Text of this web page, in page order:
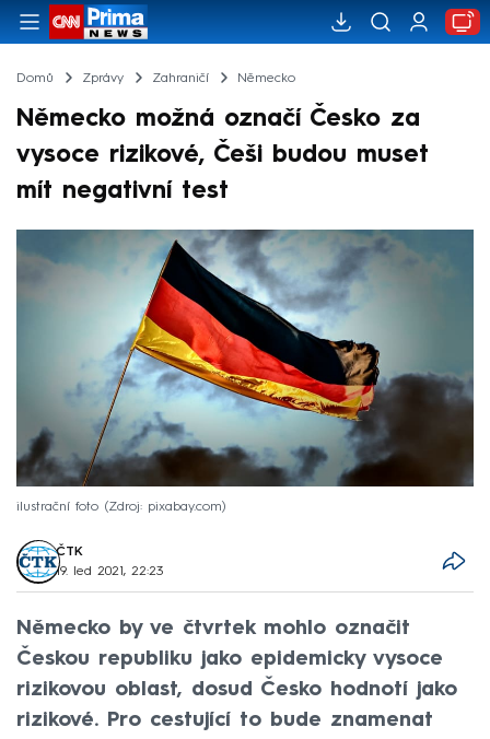
Domů Zprávy Zahraničí Německo
Německo možná označí Česko za
vysoce rizikové, Češi budou muset
mít negativní test
ilustrační foto Zdroj: pixabay.com
ČTK
19. led 2021, 22:23
Německo by ve čtvrtek mohlo označit
Českou republiku jako epidemicky vysoce
rizikovou oblast, dosud Česko hodnotí jako
rizikové. Pro cestující to bude znamenat